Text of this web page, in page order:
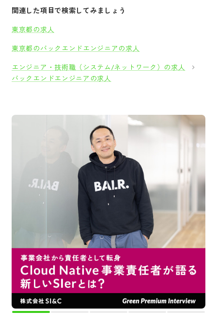
関連した項目で検索してみましょう
東京都の求人
東京都のバックエンドエンジニアの求人
エンジニア・技術職（システム/ネットワーク）の求人
バックエンドエンジニアの求人